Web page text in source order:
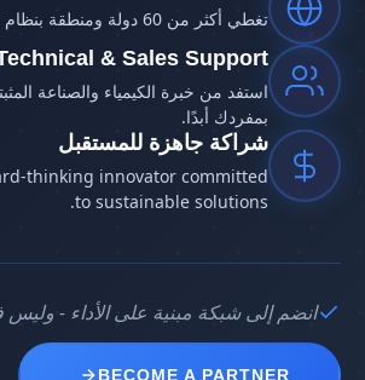
تغطي أكثر من 60 دولة ومنطقة بنظام تسويق شامل
& Sales Support
استفد من خبرة الكيمياء والصناعة
بمفردك أبدًا.
شراكة جاهزة للمستقبل
thinking innovator committed
to sustainable solutions.
انضم إلى شبكة مبنية على الأداء -
BECOME A PARTNER